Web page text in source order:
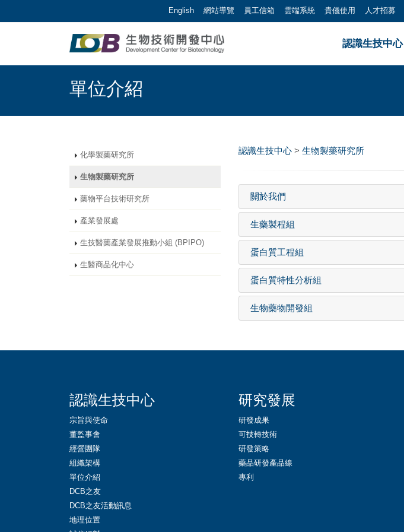
English 網站導覽 員工信箱 雲端系統 貴儀使用 人才招募
生物技術開發中心 | 單位介紹 認識生技中心
單位介紹
化學製藥研究所
生物製藥研究所
藥物平台技術研究所
產業發展處
生技醫藥產業發展推動小組 (BPIPO)
生醫商品化中心
認識生技中心 > 生物製藥研究所
關於我們
生藥製程組
蛋白質工程組
蛋白質特性分析組
生物藥物開發組
認識生技中心
宗旨與使命
董監事會
經營團隊
組織架構
單位介紹
DCB之友
DCB之友活動訊息
地理位置
研究發展
研發成果
可技轉技術
研發策略
藥品研發產品線
專利